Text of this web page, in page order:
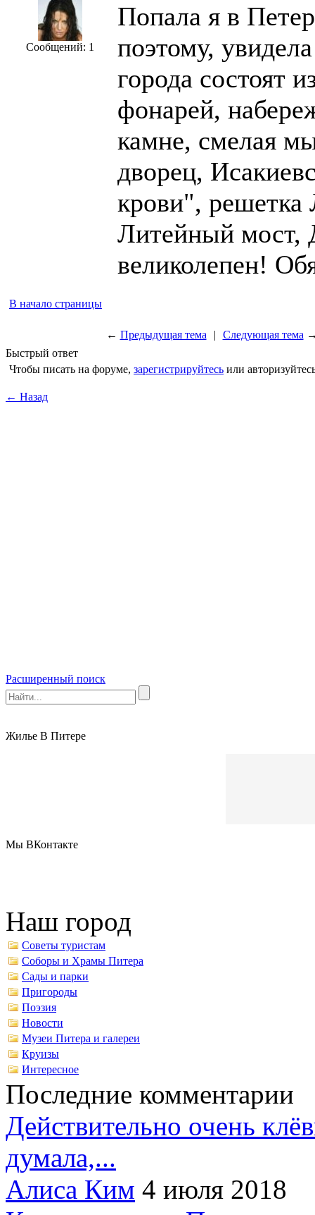
Сообщений: 1
Попала я в
поэтому,
города состоят
фонарей,
камне, смелая
дворец,
крови", решетка
Литейный мост,
великолепен!
В начало страницы
← Предыдущая тема | Следующая тема
Быстрый ответ
Чтобы писать на форуме, зарегистрируйтесь или
← Назад
Расширенный поиск
Жилье В Питере
Мы ВКонтакте
Наш город
Советы туристам
Соборы и Храмы Питера
Сады и парки
Пригороды
Поэзия
Новости
Музеи Питера и галереи
Круизы
Интересное
Последние комментарии
Действительно очень
думала,...
Алиса Ким 4 июля 2018